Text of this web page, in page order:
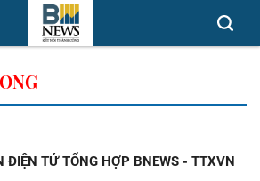
ĐIỆN TỬ TỔNG HỢP BNEWS - TTXVN